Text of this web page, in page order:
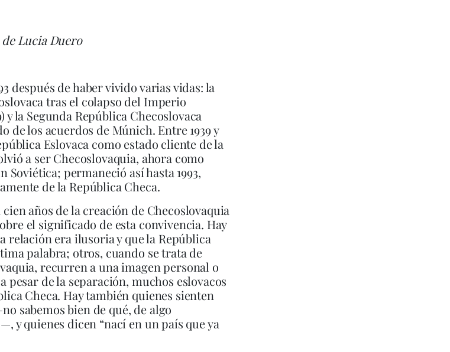
Lucia Duero
después de haber vivido varias vidas: la
tras el colapso del Imperio
y la Segunda República Checoslovaca
de los acuerdos de Múnich. Entre 1939 y
Eslovaca como estado cliente de la
a ser Checoslovaquia, ahora como
Soviética; permaneció así hasta 1993,
de la República Checa.
años de la creación de Checoslovaquia
el significado de esta convivencia. Hay
relación era ilusoria y que la República
palabra; otros, cuando se trata de
recurren a una imagen personal o
pesar de la separación, muchos eslovacos
Checa. Hay también quienes sienten
sabemos bien de qué, de algo
y quienes dicen “nací en un país que ya